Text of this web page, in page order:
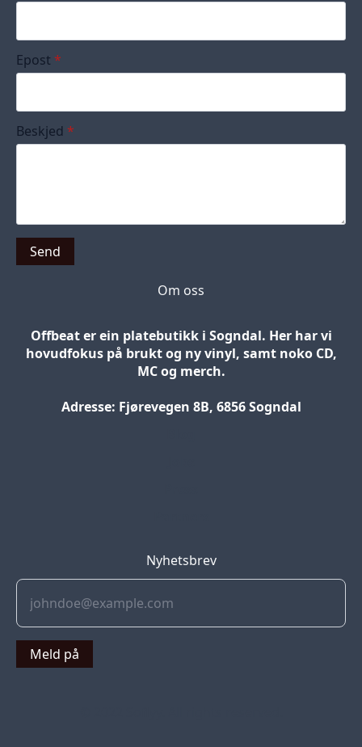
Epost *
Beskjed *
Send
Om oss
Offbeat er ein platebutikk i Sogndal. Her har vi
hovudfokus på brukt og ny vinyl, samt noko CD,
MC og merch.
Adresse: Fjørevegen 8B, 6856 Sogndal
Nyhetsbrev
Meld på